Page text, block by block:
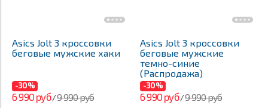
Asics Jolt 3 кроссовки
беговые мужские хаки
-30%
6 990 руб/9 990 руб
Asics Jolt 3 кроссовки
беговые мужские
темно-синие
(Распродажа)
-30%
6 990 руб/9 990 руб